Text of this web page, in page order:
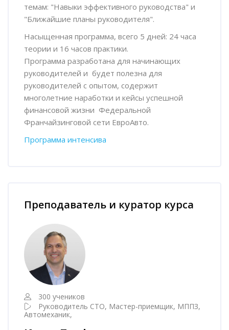
темам: "Навыки эффективного руководства" и
"Ближайшие планы руководителя".
Насыщенная программа, всего 5 дней: 24 часа
теории и 16 часов практики.
Программа разработана для начинающих
руководителей и будет полезна для
руководителей с опытом, содержит
многолетние наработки и кейсы успешной
финансовой жизни Федеральной
Франчайзинговой сети ЕвроАвто.
Программа интенсива
Преподаватель и куратор курса
300 учеников
Руководитель СТО, Мастер-приемщик, МППЗ,
Автомеханик,